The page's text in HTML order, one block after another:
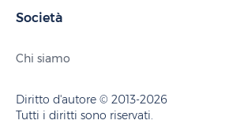
Società
Chi siamo
Diritto d'autore © 2013-2026
Tutti i diritti sono riservati.